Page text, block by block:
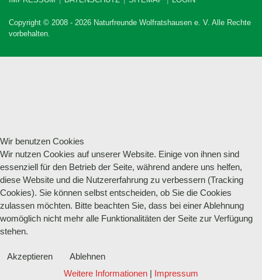
Copyright © 2008 - 2026 Naturfreunde Wolfratshausen e. V. Alle Rechte
vorbehalten.
Wir benutzen Cookies
Wir nutzen Cookies auf unserer Website. Einige von ihnen sind
essenziell für den Betrieb der Seite, während andere uns helfen,
diese Website und die Nutzererfahrung zu verbessern (Tracking
Cookies). Sie können selbst entscheiden, ob Sie die Cookies
zulassen möchten. Bitte beachten Sie, dass bei einer Ablehnung
womöglich nicht mehr alle Funktionalitäten der Seite zur Verfügung
stehen.
Akzeptieren
Ablehnen
Weitere Informationen | Impressum